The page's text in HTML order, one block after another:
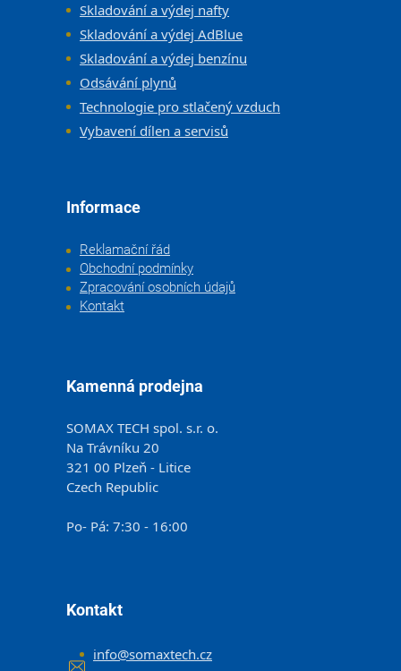
Skladování a výdej nafty
Skladování a výdej AdBlue
Skladování a výdej benzínu
Odsávání plynů
Technologie pro stlačený vzduch
Vybavení dílen a servisů
Informace
Reklamační řád
Obchodní podmínky
Zpracování osobních údajů
Kontakt
Kamenná prodejna
SOMAX TECH spol. s.r. o.
Na Trávníku 20
321 00 Plzeň - Litice
Czech Republic
Po- Pá: 7:30 - 16:00
Kontakt
info@somaxtech.cz